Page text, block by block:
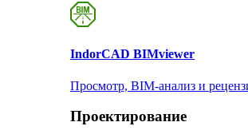
IndorCAD BIMviewer
Просмотр, BIM-анализ и
Проектирование